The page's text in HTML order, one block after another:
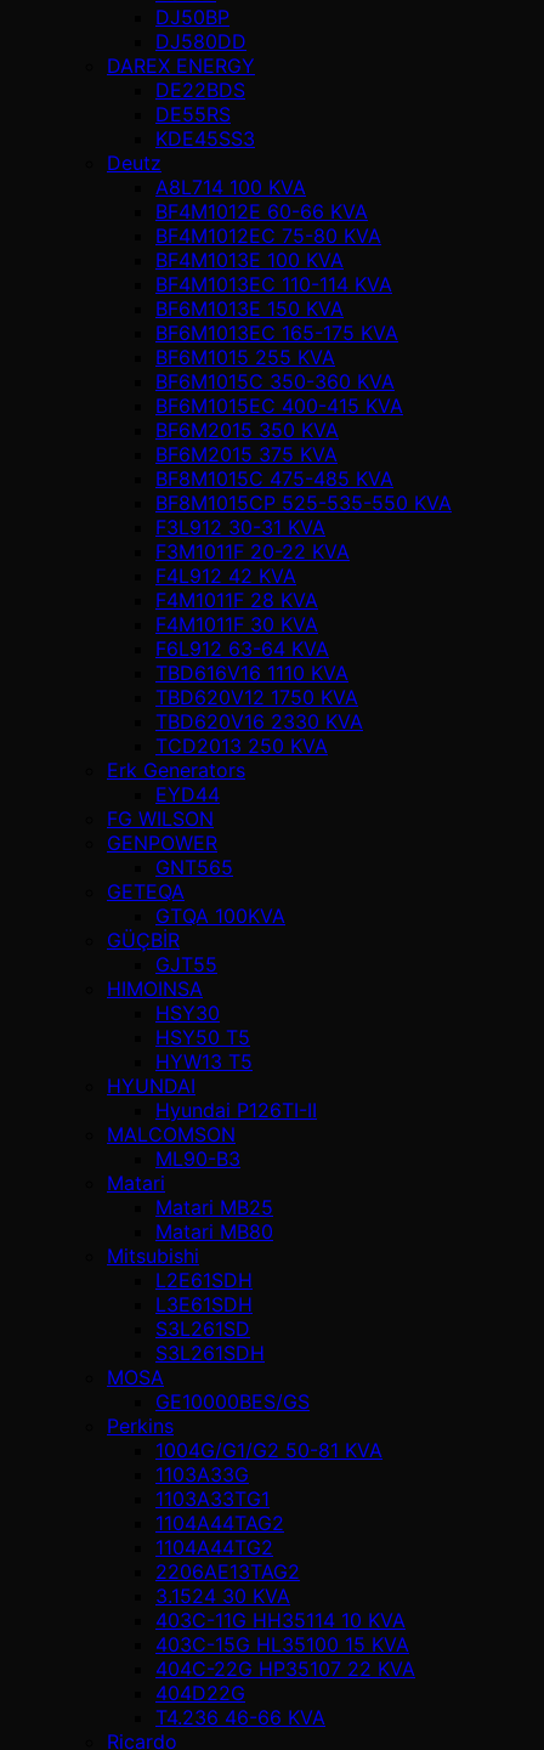
DJ50BP
DJ580DD
DAREX ENERGY
DE22BDS
DE55RS
KDE45SS3
Deutz
A8L714 100 KVA
BF4M1012E 60-66 KVA
BF4M1012EC 75-80 KVA
BF4M1013E 100 KVA
BF4M1013EC 110-114 KVA
BF6M1013E 150 KVA
BF6M1013EC 165-175 KVA
BF6M1015 255 KVA
BF6M1015C 350-360 KVA
BF6M1015EC 400-415 KVA
BF6M2015 350 KVA
BF6M2015 375 KVA
BF8M1015C 475-485 KVA
BF8M1015CP 525-535-550 KVA
F3L912 30-31 KVA
F3M1011F 20-22 KVA
F4L912 42 KVA
F4M1011F 28 KVA
F4M1011F 30 KVA
F6L912 63-64 KVA
TBD616V16 1110 KVA
TBD620V12 1750 KVA
TBD620V16 2330 KVA
TCD2013 250 KVA
Erk Generators
EYD44
FG WILSON
GENPOWER
GNT565
GETEQA
GTQA 100KVA
GÜÇBİR
GJT55
HIMOINSA
HSY30
HSY50 T5
HYW13 T5
HYUNDAI
Hyundai P126TI-II
MALCOMSON
ML90-B3
Matari
Matari MB25
Matari MB80
Mitsubishi
L2E61SDH
L3E61SDH
S3L261SD
S3L261SDH
MOSA
GE10000BES/GS
Perkins
1004G/G1/G2 50-81 KVA
1103A33G
1103A33TG1
1104A44TAG2
1104A44TG2
2206AE13TAG2
3.1524 30 KVA
403C-11G HH35114 10 KVA
403C-15G HL35100 15 KVA
404C-22G HP35107 22 KVA
404D22G
T4.236 46-66 KVA
Ricardo